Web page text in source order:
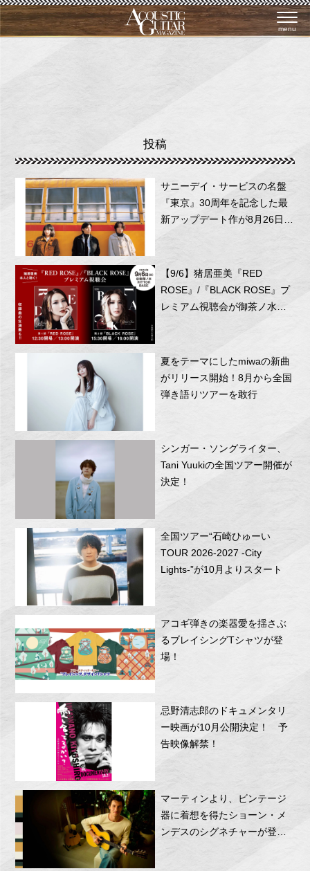
menu
投稿
サニーデイ・サービスの名盤
『東京』30周年を記念した最
新アップデート作が8月26日に
リリース！
【9/6】猪居亜美『RED
ROSE』/『BLACK ROSE』プ
レミアム視聴会が御茶ノ水
夏をテーマにしたmiwaの新曲
がリリース開始！8月から全国
弾き語りツアーを敢行
シンガー・ソングライター、
Tani Yuukiの全国ツアー開催が
決定！
全国ツアー“石崎ひゅーい
TOUR 2026-2027 -City
Lights-”が10月よりスタート
アコギ弾きの楽器愛を揺さぶ
るブレイシングTシャツが登
場！
忌野清志郎のドキュメンタリ
ー映画が10月公開決定！ 予
告映像解禁！
マーティンより、ビンテージ
器に着想を得たショーン・メ
ンデスのシグネチャーが登